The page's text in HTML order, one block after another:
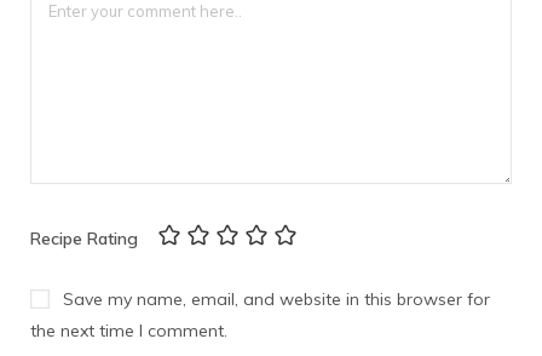
Recipe Rating
Save my name, email, and website in this browser for
the next time I comment.